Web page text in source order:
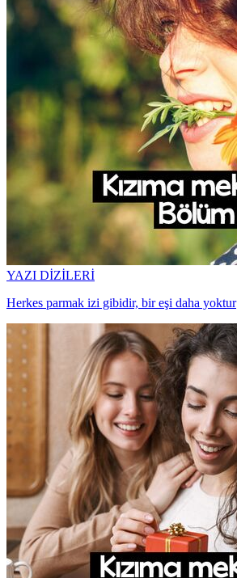
YAZI DİZİLERİ
Herkes parmak izi gibidir, bir eşi daha yoktur